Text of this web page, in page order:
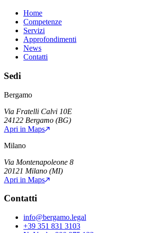
Home
Competenze
Servizi
Approfondimenti
News
Contatti
Sedi
Bergamo
Via Fratelli Calvi 10E
24122 Bergamo (BG)
Apri in Maps
Milano
Via Montenapoleone 8
20121 Milano (MI)
Apri in Maps
Contatti
info@bergamo.legal
+39 351 831 3103